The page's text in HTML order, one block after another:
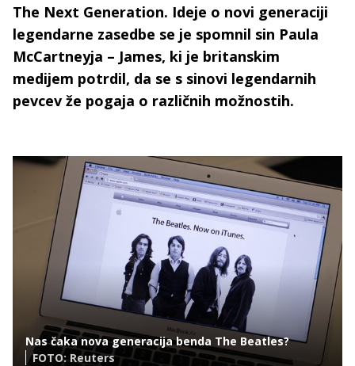
The Next Generation. Ideje o novi generaciji
legendarne zasedbe se je spomnil sin Paula
McCartneyja – James, ki je britanskim
medijem potrdil, da se s sinovi legendarnih
pevcev že pogaja o različnih možnostih.
Nas čaka nova generacija benda The Beatles?
FOTO: Reuters